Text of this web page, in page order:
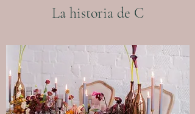
La historia de C